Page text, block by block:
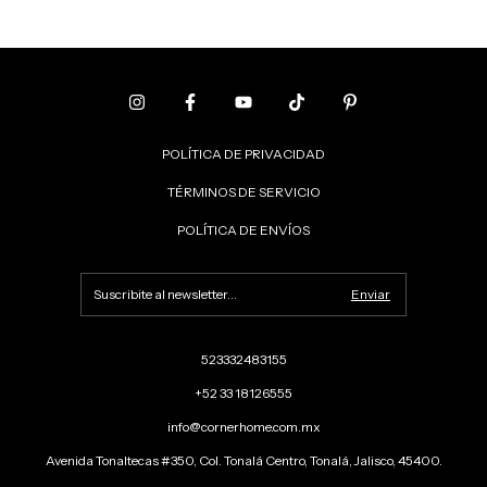
POLÍTICA DE PRIVACIDAD
TÉRMINOS DE SERVICIO
POLÍTICA DE ENVÍOS
523332483155
+52 33 18126555
info@cornerhome.com.mx
Avenida Tonaltecas #350, Col. Tonalá Centro, Tonalá, Jalisco, 45400.